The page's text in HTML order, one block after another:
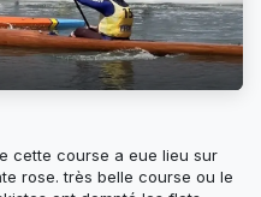
cette course a eue lieu sur
rose. très belle course ou le